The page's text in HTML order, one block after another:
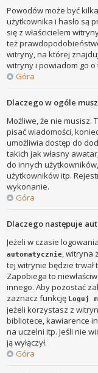
Powodów może być
użytkownika i hasło są
się z właścicielem
też
witryny, na której
witryny i powiadom go
Góra
Dlaczego w ogóle
Możliwe, że nie musisz.
pisać wiadomości,
umożliwia dostęp do
takich jak własny
do innych
użytkowników itp.
wykonanie.
Góra
Dlaczego następuje
Jeżeli w czasie
automatycznie, witryna
tej witrynie będzie
Zapobiega to
innego. Aby pozostać
zaznacz funkcję Loguj
jeżeli korzystasz z
bibliotece, kawiarence
na uczelni itp. Jeśli nie
ją wyłączył.
Góra